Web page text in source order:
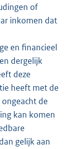
of
inkomen dat
en financieel
dergelijk
deze
heeft met de
de
kan komen
gelijk aan